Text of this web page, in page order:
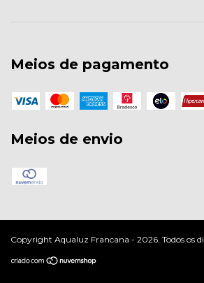
Meios de pagamento
Meios de envio
Copyright Aqualuz Francana - 2026. Todos os